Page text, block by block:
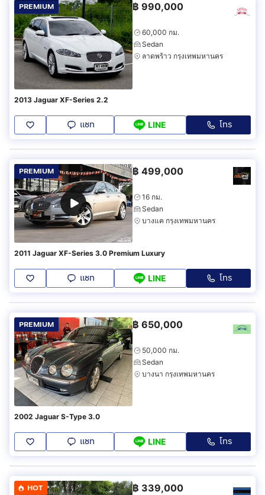
PREMIUM ฿ 990,000
60,000 กม.
Sedan
ลาดพร้าว กรุงเทพมหานคร
2013 Jaguar XF-Series 2.2
แชท LINE โทร
PREMIUM ฿ 499,000
16 กม.
Sedan
บางแค กรุงเทพมหานคร
2011 Jaguar XF-Series 3.0 Premium Luxury
แชท LINE โทร
PREMIUM ฿ 650,000
50,000 กม.
Sedan
บางนา กรุงเทพมหานคร
2002 Jaguar S-Type 3.0
แชท LINE โทร
HOT ฿ 339,000